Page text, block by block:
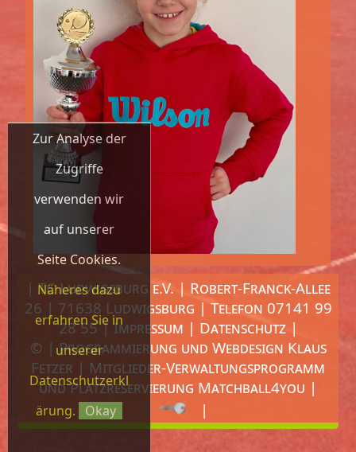
Zur Analyse der
Zugriffe
verwenden wir
auf unserer
Seite Cookies.
Näheres dazu
erfahren Sie in
unserer
Datenschutzerkl
ärung.
Okay
| TC Ludwigsburg e.V. | Robert-Franck-Allee
26 | 71638 Ludwigsburg | Telefon 07141 99
28 55 |Impressum | Datenschutz|
© | Programmierung und Webdesign Klaus
Fetzer | Mitglieder-Verwaltungsprogramm
und Platzreservierung Matchball4you |
|